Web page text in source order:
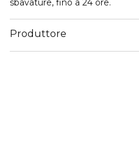
sbavature, fino a 24 ore.
Produttore